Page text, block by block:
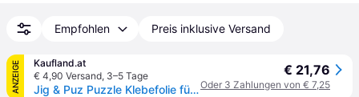
Empfohlen Preis inklusive Versand
ANZEIGE
Kaufland.at
€ 4,90 Versand, 3–5 Tage
Jig & Puz Puzzle Klebefolie für 3000 Teile - selbstklebendes Blatt
€ 21,76
Oder 3 Zahlungen von € 7,25